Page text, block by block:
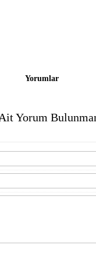
Yorumlar
Yorum